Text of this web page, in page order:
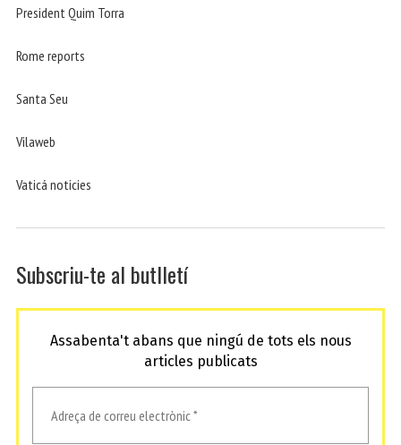
President Quim Torra
Rome reports
Santa Seu
Vilaweb
Vaticá noticies
Subscriu-te al butlletí
Assabenta't abans que ningú de tots els nous
articles publicats